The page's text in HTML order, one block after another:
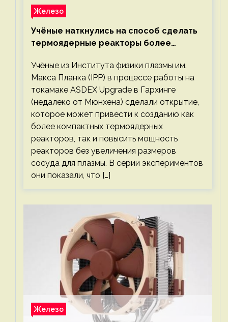
Железо
Учёные наткнулись на способ сделать
термоядерные реакторы более
Учёные из Института физики плазмы им.
Макса Планка (IPP) в процессе работы на
токамаке ASDEX Upgrade в Гархинге
(недалеко от Мюнхена) сделали открытие,
которое может привести к созданию как
более компактных термоядерных
реакторов, так и повысить мощность
реакторов без увеличения размеров
сосуда для плазмы. В серии экспериментов
они показали, что […]
Железо